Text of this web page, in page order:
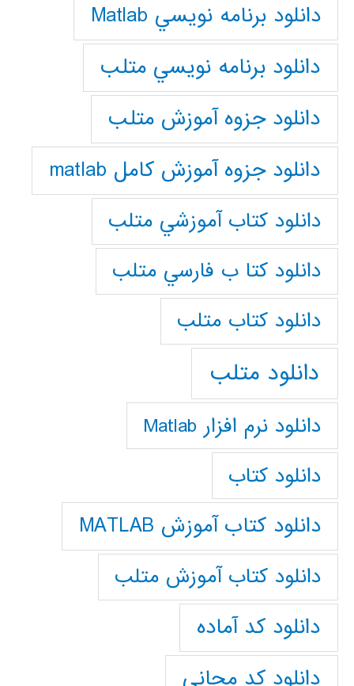
دانلود برنامه نويسي Matlab
دانلود برنامه نويسي متلب
دانلود جزوه آموزش متلب
دانلود جزوه آموزش کامل matlab
دانلود كتاب آموزشي متلب
دانلود كتا ب فارسي متلب
دانلود كتاب متلب
دانلود متلب
دانلود نرم افزار Matlab
دانلود کتاب
دانلود کتاب آموزش MATLAB
دانلود کتاب آموزش متلب
دانلود کد آماده
دانلود کد مجانی